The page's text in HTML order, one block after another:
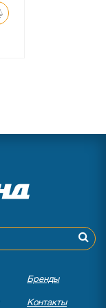
Бренды
Контакты